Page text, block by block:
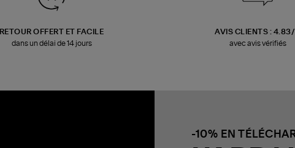
RETOUR OFFERT ET FACILE
dans un délai de 14 jours
AVIS CLIENTS :
avec avis vérifiés
-10% EN